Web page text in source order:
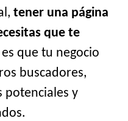
tener una página
que te
que tu negocio
buscadores,
potenciales y